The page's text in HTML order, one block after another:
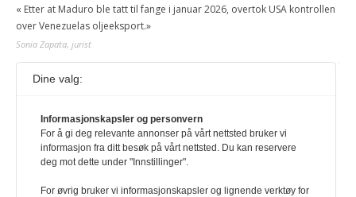
« Etter at Maduro ble tatt til fange i januar 2026, overtok USA kontrollen
over Venezuelas oljeeksport.»
Sonia Zapata, jurist
117,8 millioner er på flukt, en nedgang fra forrige
1. august 2026
Ville ha tilsvart verdens trettende største land i folketall. For å lese
denne må du ha abonnement Logg inn her Ny abonnent? Velg
også egne abonnementer for biblioteker og bedrifter.
Dine valg:
Informasjonskapsler og personvern
For å gi deg relevante annonser på vårt nettsted bruker vi
informasjon fra ditt besøk på vårt nettsted. Du kan reservere
deg mot dette under "Innstillinger".
For øvrig bruker vi informasjonskapsler og lignende verktøy for